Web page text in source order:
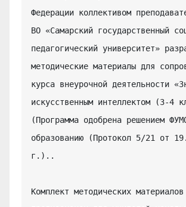
Федерации коллективом
ВО «Самарский государственный
педагогический университет»
методические материалы для
курса внеурочной деятельности
искусственным интеллектом (3-4
(Программа одобрена решением
образованию (Протокол 5/21 от
г.)..
Комплект методических материалов